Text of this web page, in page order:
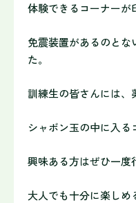
体験できるコーナーが
免震装置があるのとな
た。
訓練生の皆さんには、
シャボン玉の中に入る
興味ある方はぜひ一度
大人でも十分に楽しめ